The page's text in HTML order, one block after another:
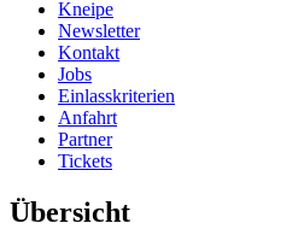
Kneipe
Newsletter
Kontakt
Jobs
Einlasskriterien
Anfahrt
Partner
Tickets
Übersicht